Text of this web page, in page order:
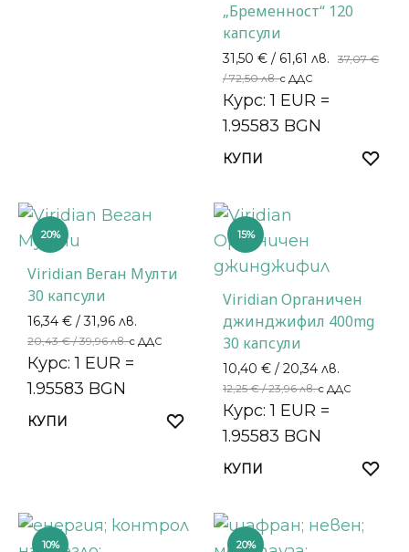
„Бременност“ 120
капсули
31,50 € / 61,61 лв. 37,07€
/ 72,50 лв.с ДДС
Курс: 1 EUR =
1.95583 BGN
КУПИ
20%
Viridian Веган Мулти
30 капсули
16,34 € / 31,96 лв.
20,43€/ 39,96 лв.с ДДС
Курс: 1 EUR =
1.95583 BGN
КУПИ
15%
Viridian Органичен
джинджифил 400mg
30 капсули
10,40 € / 20,34 лв.
12,25€/ 23,96 лв.с ДДС
Курс: 1 EUR =
1.95583 BGN
КУПИ
10% 20%